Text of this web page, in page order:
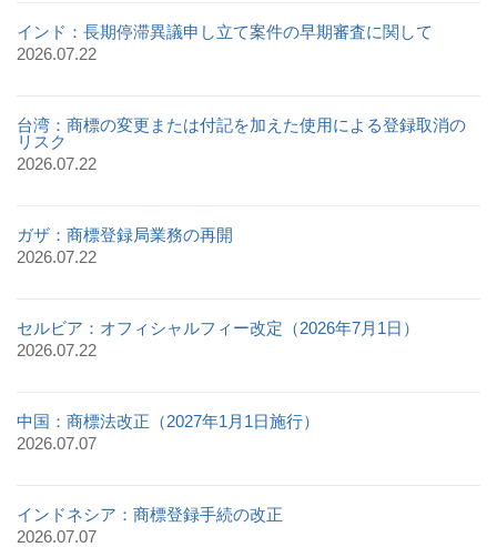
インド：長期停滞異議申し立て案件の早期審査に関して
2026.07.22
台湾：商標の変更または付記を加えた使用による登録取消の
リスク
2026.07.22
ガザ：商標登録局業務の再開
2026.07.22
セルビア：オフィシャルフィー改定（2026年7月1日）
2026.07.22
中国：商標法改正（2027年1月1日施行）
2026.07.07
インドネシア：商標登録手続の改正
2026.07.07